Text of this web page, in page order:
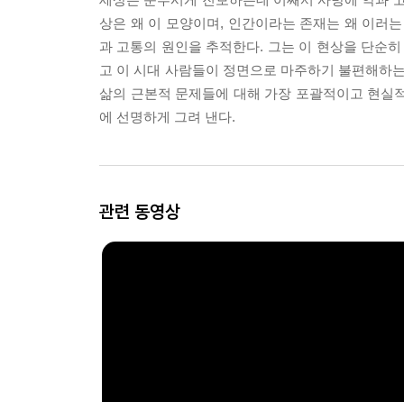
상은 왜 이 모양이며, 인간이라는 존재는 왜 이러
과 고통의 원인을 추적한다. 그는 이 현상을 단순
고 이 시대 사람들이 정면으로 마주하기 불편해하
삶의 근본적 문제들에 대해 가장 포괄적이고 현
에 선명하게 그려 낸다.
관련 동영상